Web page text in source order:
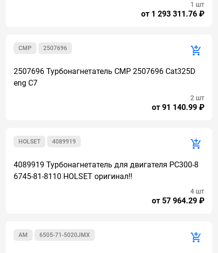
от 1 293 311.76 ₽
1 шт
2507696
CMР
2507696 Турбонагнетатель CMP 2507696 Cat325D
eng C7
от 91 140.99 ₽
2 шт
4089919
HOLSET
4089919 Турбонагнетатель для двигателя PC300-8
6745-81-8110 HOLSET оригинал!!
от 57 964.29 ₽
4 шт
6505-71-5020JMX
AM